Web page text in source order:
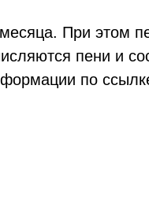
месяца. При этом
пени и
по